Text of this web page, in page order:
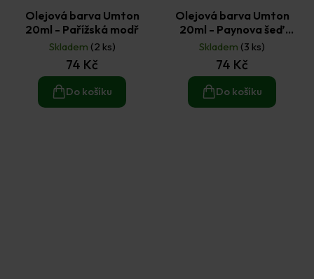
Olejová barva Umton
20ml - Pařížská modř
Skladem (2 ks)
74 Kč
Do košíku
Olejová barva Umton
20ml - Paynova šeď
tmavá
Skladem (3 ks)
74 Kč
Do košíku